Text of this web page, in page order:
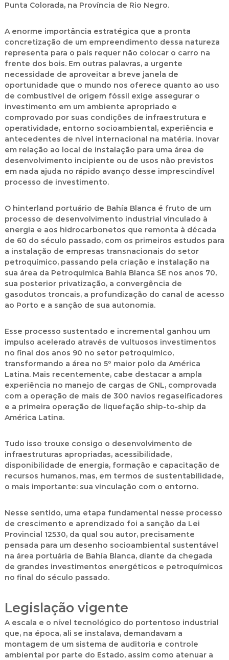
Punta Colorada, na Província de Rio Negro.
A enorme importância estratégica que a pronta
concretização de um empreendimento dessa natureza
representa para o país requer não colocar o carro na
frente dos bois. Em outras palavras, a urgente
necessidade de aproveitar a breve janela de
oportunidade que o mundo nos oferece quanto ao uso
de combustível de origem fóssil exige assegurar o
investimento em um ambiente apropriado e
comprovado por suas condições de infraestrutura e
operatividade, entorno socioambiental, experiência e
antecedentes de nível internacional na matéria. Inovar
em relação ao local de instalação para uma área de
desenvolvimento incipiente ou de usos não previstos
em nada ajuda no rápido avanço desse imprescindível
processo de investimento.
O hinterland portuário de Bahía Blanca é fruto de um
processo de desenvolvimento industrial vinculado à
energia e aos hidrocarbonetos que remonta à década
de 60 do século passado, com os primeiros estudos para
a instalação de empresas transnacionais do setor
petroquímico, passando pela criação e instalação na
sua área da Petroquímica Bahía Blanca SE nos anos 70,
sua posterior privatização, a convergência de
gasodutos troncais, a profundização do canal de acesso
ao Porto e a sanção de sua autonomia.
Esse processo sustentado e incremental ganhou um
impulso acelerado através de vultuosos investimentos
no final dos anos 90 no setor petroquímico,
transformando a área no 5º maior polo da América
Latina. Mais recentemente, cabe destacar a ampla
experiência no manejo de cargas de GNL, comprovada
com a operação de mais de 300 navios regaseificadores
e a primeira operação de liquefação ship-to-ship da
América Latina.
Tudo isso trouxe consigo o desenvolvimento de
infraestruturas apropriadas, acessibilidade,
disponibilidade de energia, formação e capacitação de
recursos humanos, mas, em termos de sustentabilidade,
o mais importante: sua vinculação com o entorno.
Nesse sentido, uma etapa fundamental nesse processo
de crescimento e aprendizado foi a sanção da Lei
Provincial 12530, da qual sou autor, precisamente
pensada para um desenho socioambiental sustentável
na área portuária de Bahía Blanca, diante da chegada
de grandes investimentos energéticos e petroquímicos
no final do século passado.
Legislação vigente
A escala e o nível tecnológico do portentoso industrial
que, na época, ali se instalava, demandavam a
montagem de um sistema de auditoria e controle
ambiental por parte do Estado, assim como atenuar a